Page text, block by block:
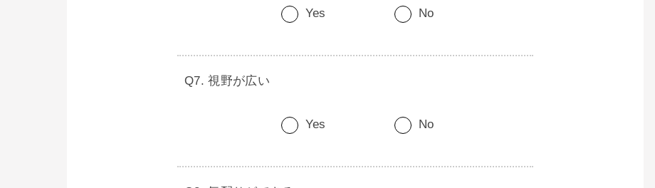
Yes No
視野が広い
Yes No